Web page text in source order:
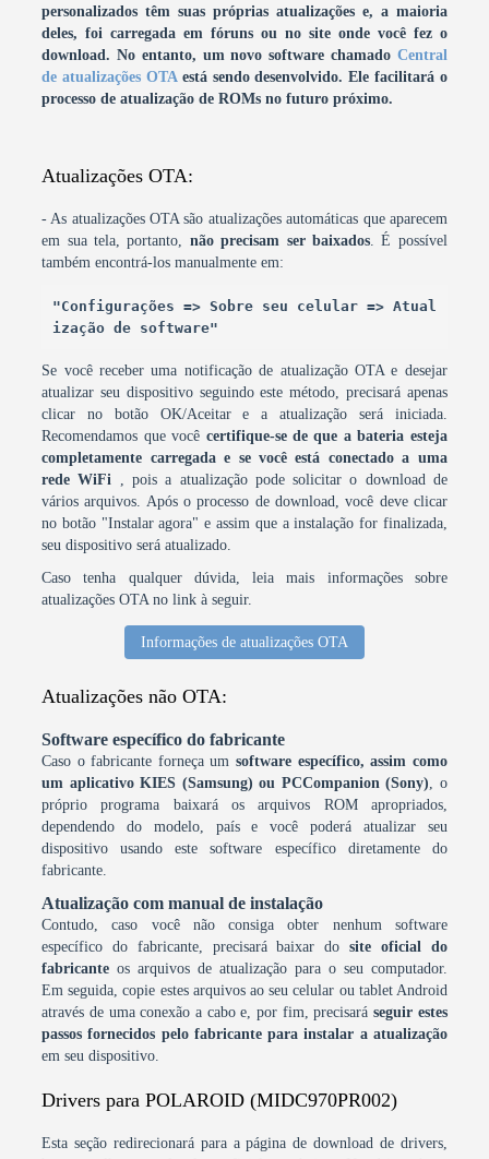
personalizados têm suas próprias atualizações e, a maioria
deles, foi carregada em fóruns ou no site onde você fez o
download. No entanto, um novo software chamado Central
de atualizações OTAestá sendo desenvolvido. Ele facilitará o
processo de atualização de ROMs no futuro próximo.
Atualizações OTA:
- As atualizações OTA são atualizações automáticas que aparecem
em sua tela, portanto, não precisam ser baixados. É possível
também encontrá-los manualmente em:
"Configurações => Sobre seu celular => Atual
ização de software"
Se você receber uma notificação de atualização OTA e desejar
atualizar seu dispositivo seguindo este método, precisará apenas
clicar no botão OK/Aceitar e a atualização será iniciada.
Recomendamos que você certifique-se de que a bateria esteja
completamente carregada e se você está conectado a uma
rede WiFi , pois a atualização pode solicitar o download de
vários arquivos. Após o processo de download, você deve clicar
no botão "Instalar agora" e assim que a instalação for finalizada,
seu dispositivo será atualizado.
Caso tenha qualquer dúvida, leia mais informações sobre
atualizações OTA no link à seguir.
Informações de atualizações OTA
Atualizações não OTA:
Software específico do fabricante
Caso o fabricante forneça umsoftware específico, assim como
um aplicativo KIES (Samsung) ou PCCompanion (Sony), o
próprio programa baixará os arquivos ROM apropriados,
dependendo do modelo, país e você poderá atualizar seu
dispositivo usando este software específico diretamente do
fabricante.
Atualização com manual de instalação
Contudo, caso você não consiga obter nenhum software
específico do fabricante, precisará baixar dosite oficial do
fabricante os arquivos de atualização para o seu computador.
Em seguida, copie estes arquivos ao seu celular ou tablet Android
através de uma conexão a cabo e, por fim, precisaráseguir estes
passos fornecidos pelo fabricante para instalar a atualização
em seu dispositivo.
Drivers para POLAROID (MIDC970PR002)
Esta seção redirecionará para a página de download de drivers,